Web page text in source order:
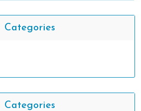
Categories
Categories